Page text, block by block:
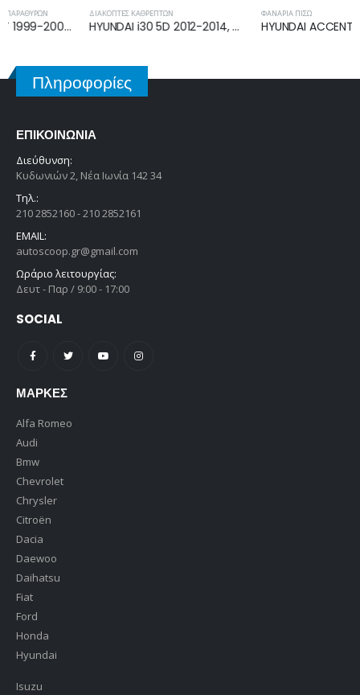
ΔΙΑΚΌΠΤΕΣ ΚΑΘΡΕΠΤΏΝ
HYUNDAI i30 5D 2012-2014, HYUNDAI i30 5D 2014-2017 ΔΙΑΚΟΠΤΗΣ ΚΑΘΡΕΠΤΩΝ 39Y481-1110 HYUNDAI ACCENT H/B-L/B 2003-2005 ΦΑΝΟΣ ΠΙΣΩ ΑΡΙΣΤΕΡΟ 92401-25710
Πληροφορίες
ΕΠΙΚΟΙΝΩΝΊΑ
Διεύθυνση:
Κυδωνιών 2, Νέα Ιωνία 142 34
Τηλ.:
210 2852160 - 210 2852161
EMAIL:
autoscoop.gr@gmail.com
Ωράριο λειτουργίας:
Δευτ - Παρ / 9:00 - 17:00
SOCIAL
ΜΆΡΚΕΣ
Alfa Romeo
Audi
Bmw
Chevrolet
Chrysler
Citroën
Dacia
Daewoo
Daihatsu
Fiat
Ford
Honda
Hyundai
Isuzu